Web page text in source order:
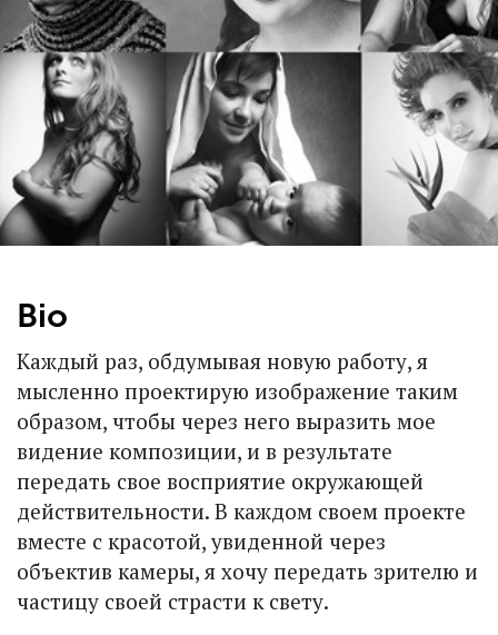
Bio
Каждый раз, обдумывая новую работу, я
мысленно проектирую изображение таким
образом, чтобы через него выразить мое
видение композиции, и в результате
передать свое восприятие окружающей
действительности. В каждом своем проекте
вместе с красотой, увиденной через
объектив камеры, я хочу передать зрителю и
частицу своей страсти к свету.